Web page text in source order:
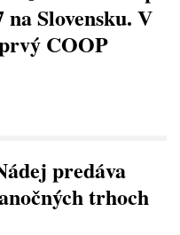
Slovensku. V
COOP
predáva
trhoch